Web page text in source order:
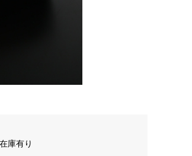
庫有り